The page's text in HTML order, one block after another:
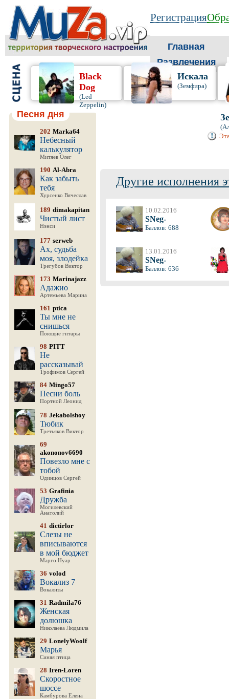
Регистрация
Главная
Развлечения
Black
Dog
(Led
Zeppelin)
Искала
(Земфира)
Песня дня
202 Marka64
Небесный
калькулятор
Митяев Олег
190 Al-Abra
Как забыть
тебя
Хурсенко Вячеслав
189 dimakapitan
Чистый лист
Нэнси
177 serweb
Ах, судьба
моя, злодейка
Трегубов Виктор
173 Marinajazz
Адажио
Артемьева Марина
161 ptica
Ты мне не
снишься
Поющие гитары
98 PITT
Не
рассказывай
Трофимов Сергей
84 Mingo57
Песни боль
Портной Леонид
78 Jekabolshoy
Тюбик
Третьяков Виктор
69
akononov6690
Повезло мне с
тобой
Одинцов Сергей
53 Grafinia
Дружба
Могилевский
Анатолий
41 dictirlor
Слезы не
вписываются
в мой бюджет
Марго Нуар
36 volod
Вокализ 7
Вокализы
31 Radmila76
Женская
долюшка
Николаева Людмила
29 LonelyWoolf
Марья
Синяя птица
28 Iren-Loren
Скоростное
шоссе
Камбурова Елена
Другие исполнения
10.02.2016
SNeg-
Баллов: 688
13.01.2016
SNeg-
Баллов: 636